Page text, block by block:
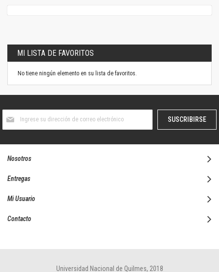
MI LISTA DE FAVORITOS
No tiene ningún elemento en su lista de favoritos.
boletín
SUSCRIBIRSE
Nosotros
Entregas
Mi Usuario
Contacto
Universidad Nacional de Quilmes, 2018